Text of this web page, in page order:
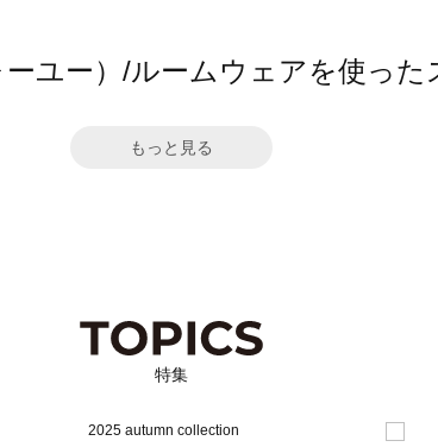
ユー）/ルームウェアを使った
もっと見る
特集